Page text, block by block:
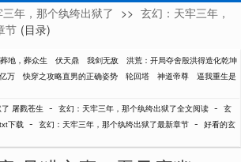
年，那个纨绔出狱了 >> 玄幻：天牢三年，
节 (目录)
地，葬众生 伏天鼎 我剑无敌
洪荒：开局夺舍殷洪得造化乾坤
万 快穿之攻略直男的正确姿势 轮回塔 神道帝尊
逼我重生是
屠戮苍生 - 玄幻：天牢三年，那个纨绔出狱了全文阅读 - 玄
下载 - 玄幻：天牢三年，那个纨绔出狱了最新章节 - 好看的玄